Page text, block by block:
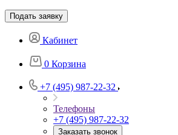
Подать заявку
Кабинет
0 Корзина
+7 (495) 987-22-32
Телефоны
+7 (495) 987-22-32
Заказать звонок